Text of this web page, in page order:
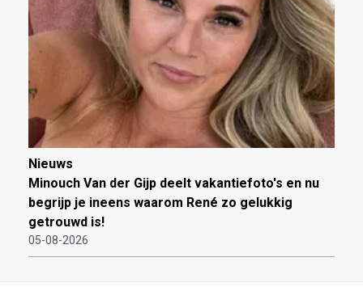
Nieuws
Minouch Van der Gijp deelt vakantiefoto's en nu
begrijp je ineens waarom René zo gelukkig
getrouwd is!
05-08-2026